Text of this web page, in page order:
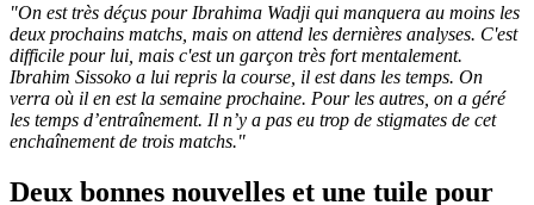
"On est très déçus pour Ibrahima Wadji qui manquera au moins les
deux prochains matchs, mais on attend les dernières analyses. C'est
difficile pour lui, mais c'est un garçon très fort mentalement.
Ibrahim Sissoko a lui repris la course, il est dans les temps. On
verra où il en est la semaine prochaine. Pour les autres, on a géré
les temps d’entraînement. Il n’y a pas eu trop de stigmates de cet
enchaînement de trois matchs."
Deux bonnes nouvelles et une tuile pour